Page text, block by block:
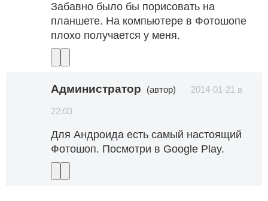
Забавно было бы порисовать на
планшете. На компьютере в Фотошопе
плохо получается у меня.
Администратор (автор) 2014-01-21 в
22:03
Для Андроида есть самый настоящий
Фотошоп. Посмотри в Google Play.